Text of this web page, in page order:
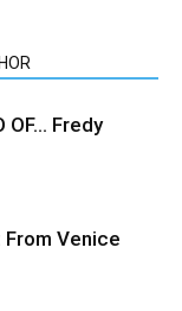
OF… Fredy
From Venice